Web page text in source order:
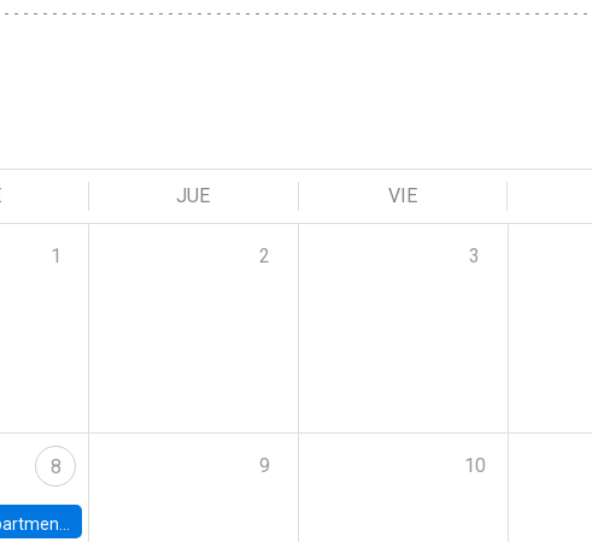
JUE VIE
1 2 3
8
James Robinson
9 10